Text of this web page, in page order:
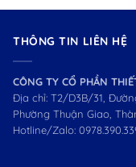
THÔNG TIN LIÊN HỆ
CÔNG TY CỔ PHẦN
Địa chỉ: T2/D3B/31,
Phường Thuận Giao,
Hotline/Zalo: